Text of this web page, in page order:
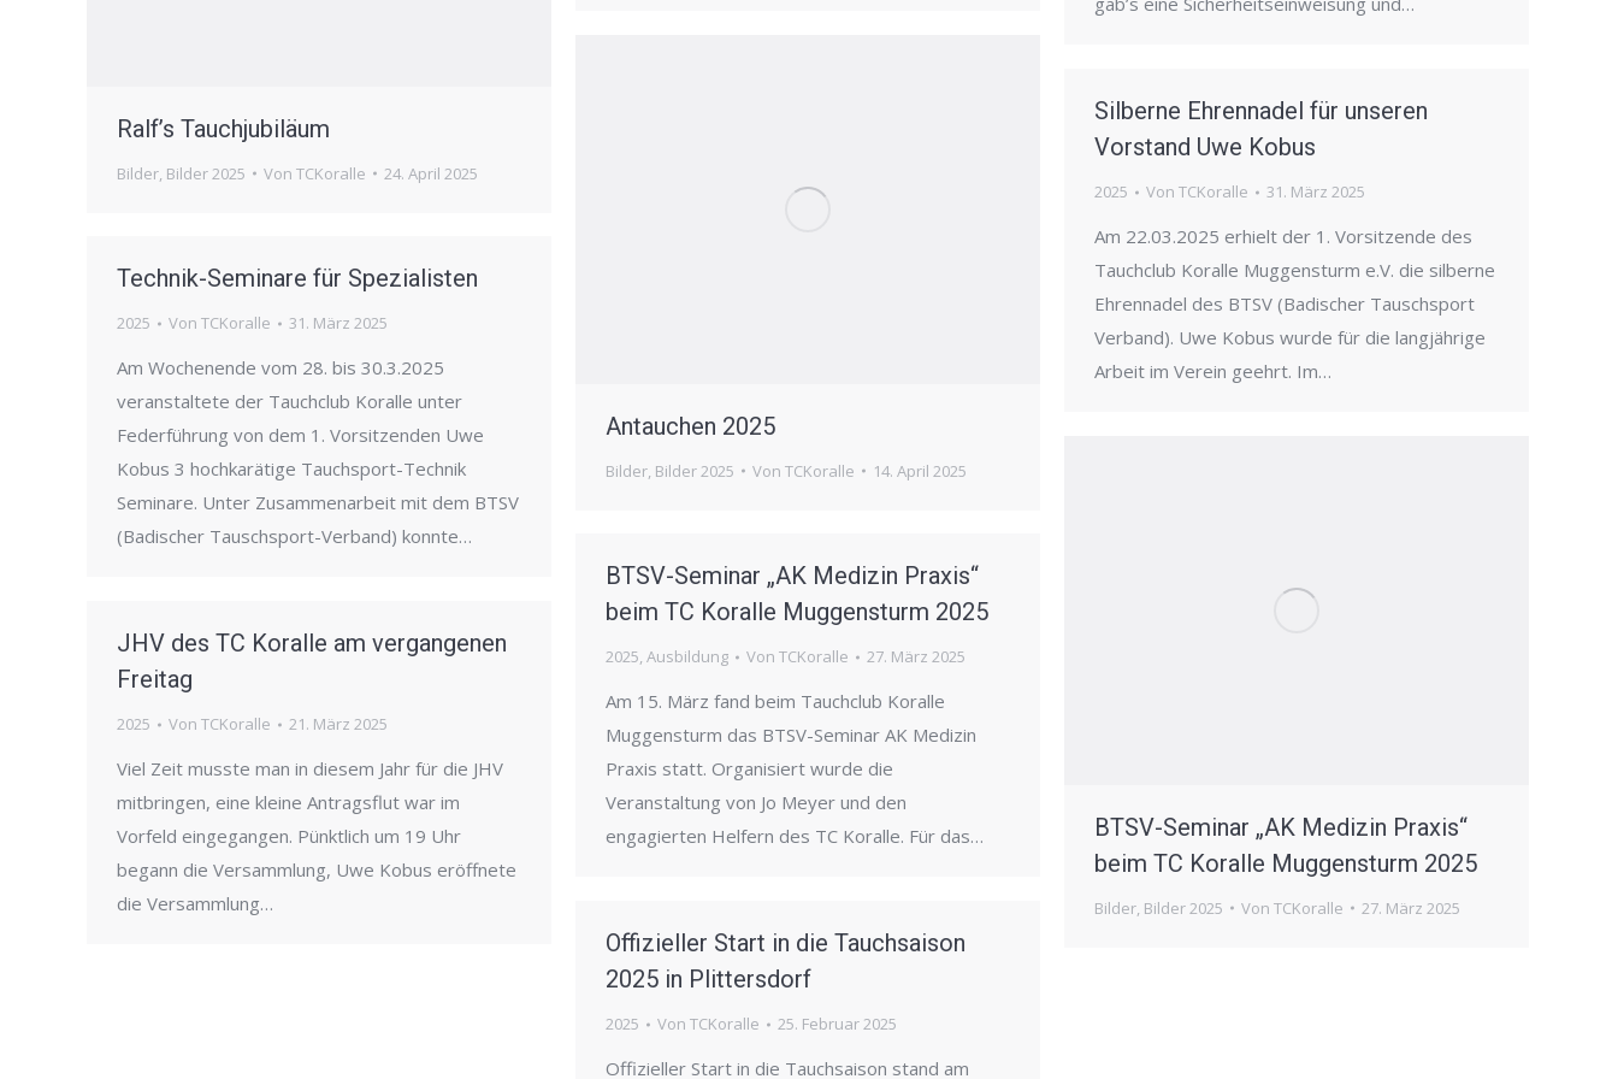
Ralf’s Tauchjubiläum
Bilder, Bilder 2025 Von TCKoralle 24. April 2025
Antauchen 2025
Bilder, Bilder 2025 Von TCKoralle 14. April 2025
Silberne Ehrennadel für unseren
Vorstand Uwe Kobus
2025 Von TCKoralle 31. März 2025
Am 22.03.2025 erhielt der 1. Vorsitzende des
Tauchclub Koralle Muggensturm e.V. die silberne
Ehrennadel des BTSV (Badischer Tauschsport
Verband). Uwe Kobus wurde für die langjährige
Arbeit im Verein geehrt. Im…
Technik-Seminare für Spezialisten
2025 Von TCKoralle 31. März 2025
Am Wochenende vom 28. bis 30.3.2025
veranstaltete der Tauchclub Koralle unter
Federführung von dem 1. Vorsitzenden Uwe
Kobus 3 hochkarätige Tauchsport-Technik
Seminare. Unter Zusammenarbeit mit dem BTSV
(Badischer Tauschsport-Verband) konnte…
BTSV-Seminar „AK Medizin Praxis“
beim TC Koralle Muggensturm 2025
Bilder, Bilder 2025 Von TCKoralle 27. März 2025
BTSV-Seminar „AK Medizin Praxis“
beim TC Koralle Muggensturm 2025
2025, Ausbildung Von TCKoralle 27. März 2025
Am 15. März fand beim Tauchclub Koralle
Muggensturm das BTSV-Seminar AK Medizin
Praxis statt. Organisiert wurde die
Veranstaltung von Jo Meyer und den
engagierten Helfern des TC Koralle. Für das…
JHV des TC Koralle am vergangenen
Freitag
2025 Von TCKoralle 21. März 2025
Viel Zeit musste man in diesem Jahr für die JHV
mitbringen, eine kleine Antragsflut war im
Vorfeld eingegangen. Pünktlich um 19 Uhr
begann die Versammlung, Uwe Kobus eröffnete
die Versammlung…
Offizieller Start in die Tauchsaison
2025 in Plittersdorf
2025 Von TCKoralle 25. Februar 2025
Offizieller Start in die Tauchsaison stand am